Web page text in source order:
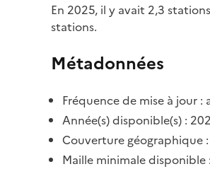
En 2025, il y avait 2,3
stations.
Métadonnées
Fréquence de mise à jour :
Année(s) disponible(s) :
Couverture géographique
Maille minimale disponible